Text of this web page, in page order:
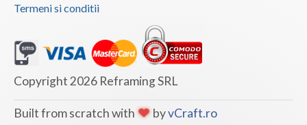
Termeni si conditii
Copyright 2026 Reframing SRL
Built from scratch with byvCraft.ro